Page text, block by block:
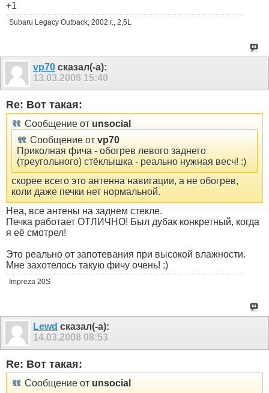
+1
Subaru Legacy Outback, 2002 г., 2,5L
vp70 сказал(-а):
13.03.2008 15:40
Re: Вот такая:
Сообщение от unsocial
Сообщение от vp70
Приколная фича - обогрев левого заднего
(треугольного) стёклышка - реально нужная весч! :)
скорее всего это антенна навигации, а не обогрев,
коли даже печки нет нормальной.
Неа, все антены на заднем стекле.
Печка работает ОТЛИЧНО! Был дубак конкретный, когда
я её смотрел!
Это реально от запотевания при высокой влажности.
Мне захотелось такую фичу очень! :)
Impreza 20S
Lewd сказал(-а):
14.03.2008 08:53
Re: Вот такая:
Сообщение от unsocial